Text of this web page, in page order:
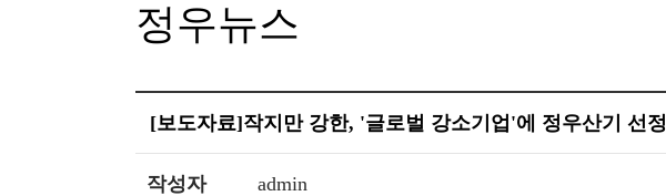
정우뉴스
[보도자료]작지만 강한, '글로벌 강소기업'에 정우산기 선정
작성자 admin